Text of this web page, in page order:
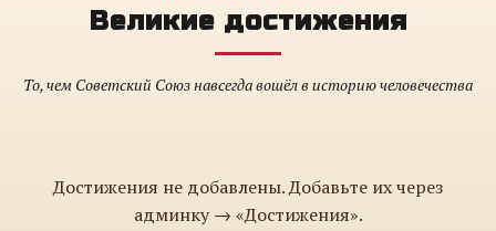
Великие достижения
То, чем Советский Союз навсегда вошёл в историю человечества
Достижения не добавлены. Добавьте их через
админку → «Достижения».